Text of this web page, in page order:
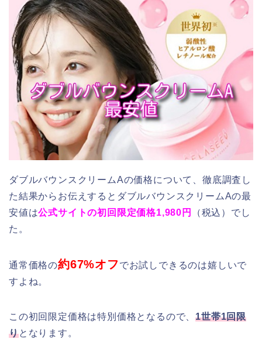
ダブルバウンスクリームAの価格について、徹底調査し
た結果からお伝えするとダブルバウンスクリームAの最
安値は公式サイトの初回限定価格1,980円
（税込）でし
た。
通常価格の約67%オフでお試しできるのは嬉しいで
すよね。
この初回限定価格は特別価格となるので、1世帯1回限
りとなります。